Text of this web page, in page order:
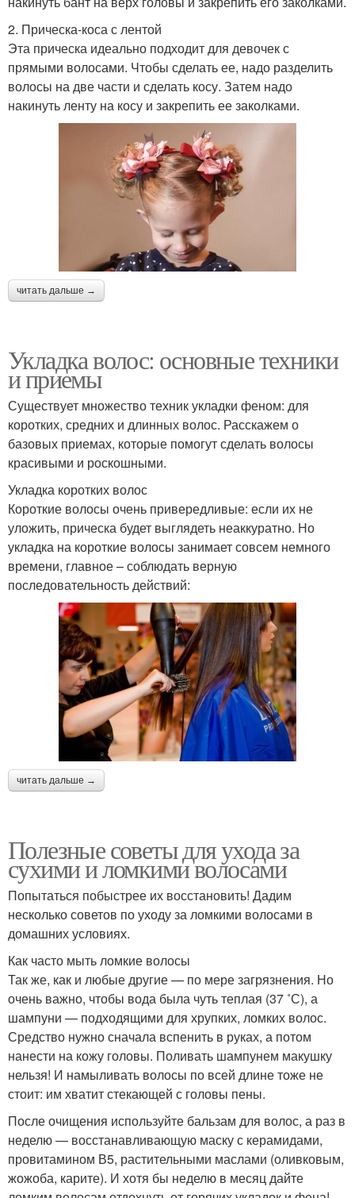
2. Прическа-коса с лентой
Эта прическа идеально подходит для девочек с
прямыми волосами. Чтобы сделать ее, надо разделить
волосы на две части и сделать косу. Затем надо
накинуть ленту на косу и закрепить ее заколками.
читать дальше →
Укладка волос: основные техники
и приемы
Существует множество техник укладки феном: для
коротких, средних и длинных волос. Расскажем о
базовых приемах, которые помогут сделать волосы
красивыми и роскошными.
Укладка коротких волос
Короткие волосы очень привередливые: если их не
уложить, прическа будет выглядеть неаккуратно. Но
укладка на короткие волосы занимает совсем немного
времени, главное – соблюдать верную
последовательность действий:
читать дальше →
Полезные советы для ухода за
сухими и ломкими волосами
Попытаться побыстрее их восстановить! Дадим
несколько советов по уходу за ломкими волосами в
домашних условиях.
Как часто мыть ломкие волосы
Так же, как и любые другие — по мере загрязнения. Но
очень важно, чтобы вода была чуть теплая (37 ˚С), а
шампуни — подходящими для хрупких, ломких волос.
Средство нужно сначала вспенить в руках, а потом
нанести на кожу головы. Поливать шампунем макушку
нельзя! И намыливать волосы по всей длине тоже не
стоит: им хватит стекающей с головы пены.
После очищения используйте бальзам для волос, а раз в
неделю — восстанавливающую маску с керамидами,
провитамином В5, растительными маслами (оливковым,
жожоба, карите). И хотя бы неделю в месяц дайте